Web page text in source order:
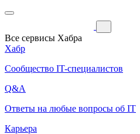
Все сервисы Хабра
Хабр
Сообщество IT-специалистов
Q&A
Ответы на любые вопросы об IT
Карьера